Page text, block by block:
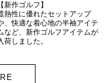
【新作ゴルフ】
熱性に優れたセットアップ
、快適な着心地の半袖アイテ
など、新作ゴルフアイテムが
荷しました。